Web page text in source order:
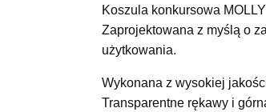
Koszula konkursowa
Zaprojektowana z myślą o
użytkowania.
Wykonana z wysokiej
Transparentne rękawy i